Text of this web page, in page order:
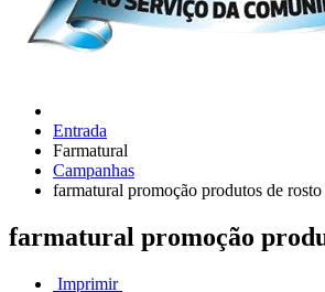
Entrada
Farmatural
Campanhas
farmatural promoção produtos de rosto
farmatural promoção
Imprimir